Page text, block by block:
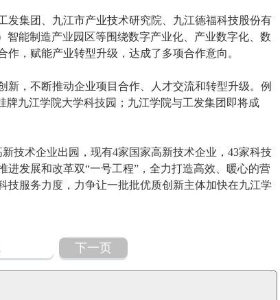
发集团、九江市产业技术研究院、九江德福科技股份有
智能制造产业园区等围绕数字产业化、产业数字化、数
，赋能产业转型升级，达成了多项合作意向。
，不断推动企业项目合作、人才交流和转型升级。例
牌九江学院大学科技园；九江学院与工发集团即将成
技术企业出园，现有4家国家高新技术企业，43家科技
发展和改革双“一号工程”，全力打造高效、暖心的营
技服务力度，力争让一批批优质创新主体加快在九江学
下一页